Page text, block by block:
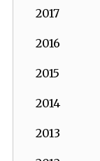
2017
2016
2015
2014
2013